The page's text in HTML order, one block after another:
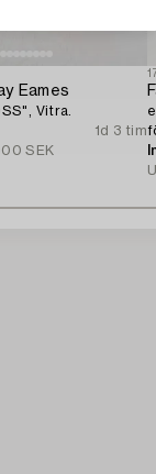
Eames
Vitra.
1d 3 tim
SEK